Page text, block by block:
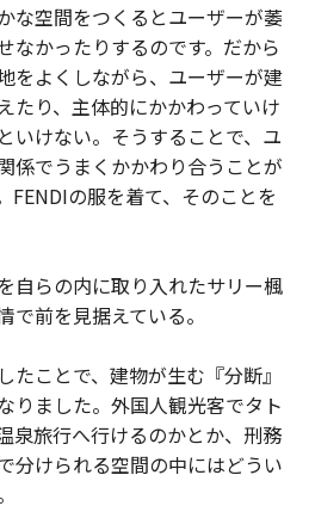
な空間をつくるとユーザーが萎
なかったりするのです。だから
をよくしながら、ユーザーが建
たり、主体的にかかわっていけ
いけない。そうすることで、ユ
係でうまくかかわり合うことが
FENDIの服を着て、そのことを
自らの内に取り入れたサリー楓
で前を見据えている。
たことで、建物が生む『分断』
りました。外国人観光客でタト
泉旅行へ行けるのかとか、刑務
分けられる空間の中にはどうい